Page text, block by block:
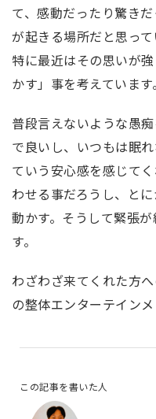
て、感動だったり驚き
が起きる場所だと思って
特に最近はその思いが
かす」事を考えています。
普段言えないような愚
で良いし、いつもは眠
ていう安心感を感じて
わせる事だろうし、と
動かす。そうして緊張
す。
わざわざ来てくれた方
の整体エンターテインメ
この記事を書いた人